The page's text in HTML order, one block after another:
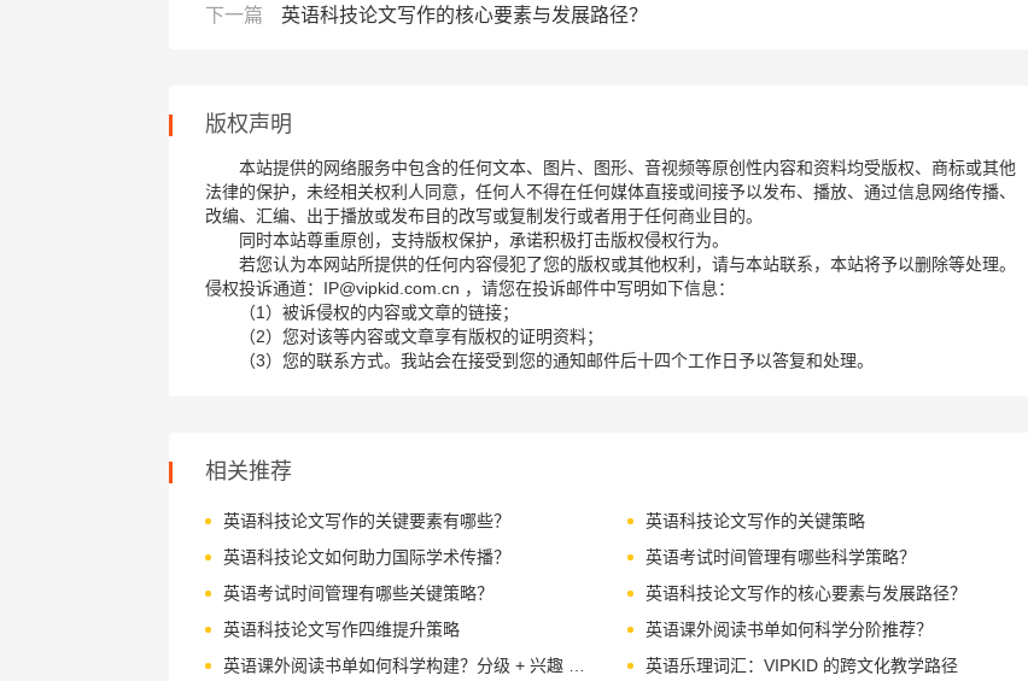
下一篇
英语科技论文写作的核心要素与发展路径？
版权声明
本站提供的网络服务中包含的任何文本、图片、图形、音视频等原创性内容和资料均受版权、商标或其他
法律的保护，未经相关权利人同意，任何人不得在任何媒体直接或间接予以发布、播放、通过信息网络传播、
改编、汇编、出于播放或发布目的改写或复制发行或者用于任何商业目的。
同时本站尊重原创，支持版权保护，承诺积极打击版权侵权行为。
若您认为本网站所提供的任何内容侵犯了您的版权或其他权利，请与本站联系，本站将予以删除等处理。
侵权投诉通道：IP@vipkid.com.cn ，请您在投诉邮件中写明如下信息：
（1）被诉侵权的内容或文章的链接；
（2）您对该等内容或文章享有版权的证明资料；
（3）您的联系方式。我站会在接受到您的通知邮件后十四个工作日予以答复和处理。
相关推荐
英语科技论文写作的关键要素有哪些？
英语科技论文写作的关键策略
英语科技论文如何助力国际学术传播？
英语考试时间管理有哪些科学策略？
英语考试时间管理有哪些关键策略？
英语科技论文写作的核心要素与发展路径？
英语科技论文写作四维提升策略
英语课外阅读书单如何科学分阶推荐？
英语乐理词汇：VIPKID 的跨文化教学路径